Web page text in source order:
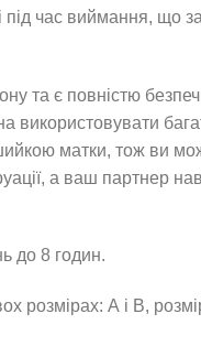
під час виймання, що
та є повністю
використовувати
матки, тож ви
а ваш партнер
до 8 годин.
розмірах: А і В,